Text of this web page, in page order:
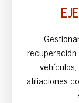
afiliaciones